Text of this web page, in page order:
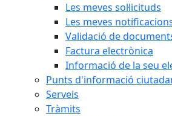
Les meves sol·licituds
Les meves
Validació de
Factura electrònica
Informació de la seu
Punts d'informació
Serveis
Tràmits